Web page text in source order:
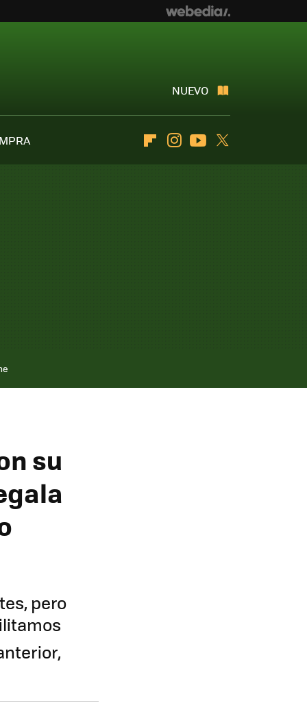
NUEVO
FlipboardInstagramYoutube
su
pero